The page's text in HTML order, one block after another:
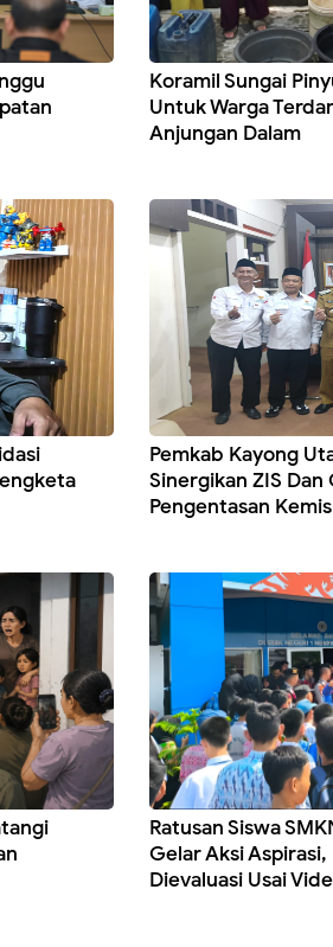
Koramil Sungai
Untuk Warga
Anjungan Dalam
Pemkab Kayong
Sinergikan ZIS Dan
Pengentasan
Ratusan Siswa
Gelar Aksi
Dievaluasi Usai